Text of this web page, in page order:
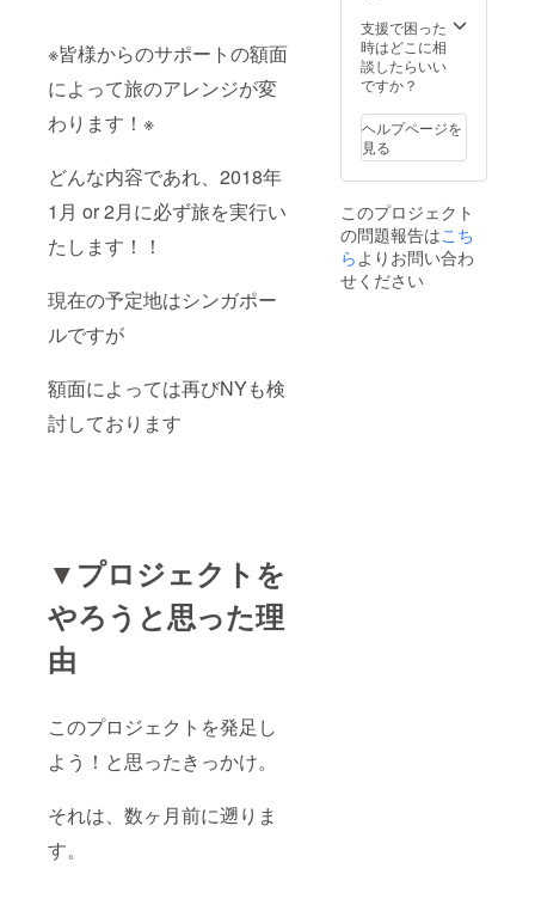
※皆様からのサポートの額面
によって旅のアレンジが変
わります！※
どんな内容であれ、2018年
1月 or 2月に必ず旅を実行い
たします！！
現在の予定地はシンガポー
ルですが
額面によっては再びNYも検
討しております
▼プロジェクトを
やろうと思った理
由
このプロジェクトを発足し
よう！と思ったきっかけ。
それは、数ヶ月前に遡りま
す。
に行き
ま
す！！
（もち
画配信
もしま
す♪）
ハピプ
び出し
て貴方
の街へ
旅しに
行きま
支援で困った
時はどこに相
談したらいい
ですか？
ヘルプページを
見る
このプロジェクト
の問題報告はこち
ら よりお問い合わ
せください